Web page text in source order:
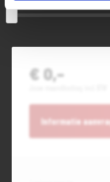
€ 0,-
Informatie